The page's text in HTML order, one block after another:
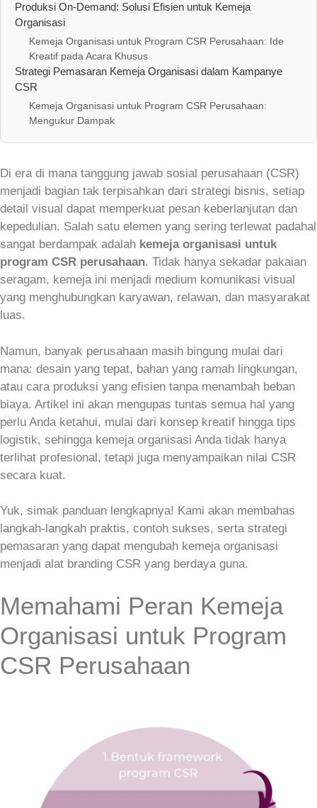
Produksi On‑Demand: Solusi Efisien untuk Kemeja
Organisasi
Kemeja Organisasi untuk Program CSR Perusahaan: Ide
Kreatif pada Acara Khusus
Strategi Pemasaran Kemeja Organisasi dalam Kampanye
CSR
Kemeja Organisasi untuk Program CSR Perusahaan:
Mengukur Dampak
Di era di mana tanggung jawab sosial perusahaan (CSR)
menjadi bagian tak terpisahkan dari strategi bisnis, setiap
detail visual dapat memperkuat pesan keberlanjutan dan
kepedulian. Salah satu elemen yang sering terlewat padahal
sangat berdampak adalah kemeja organisasi untuk
program CSR perusahaan. Tidak hanya sekadar pakaian
seragam, kemeja ini menjadi medium komunikasi visual
yang menghubungkan karyawan, relawan, dan masyarakat
luas.
Namun, banyak perusahaan masih bingung mulai dari
mana: desain yang tepat, bahan yang ramah lingkungan,
atau cara produksi yang efisien tanpa menambah beban
biaya. Artikel ini akan mengupas tuntas semua hal yang
perlu Anda ketahui, mulai dari konsep kreatif hingga tips
logistik, sehingga kemeja organisasi Anda tidak hanya
terlihat profesional, tetapi juga menyampaikan nilai CSR
secara kuat.
Yuk, simak panduan lengkapnya! Kami akan membahas
langkah‑langkah praktis, contoh sukses, serta strategi
pemasaran yang dapat mengubah kemeja organisasi
menjadi alat branding CSR yang berdaya guna.
Memahami Peran Kemeja
Organisasi untuk Program
CSR Perusahaan